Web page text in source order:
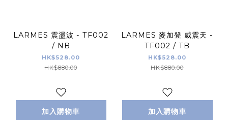
LARMES 震盪波 - TF002
/ NB
HK$528.00
HK$880.00
加入購物車
LARMES 麥加登 威震天 -
TF002 / TB
HK$528.00
HK$880.00
加入購物車